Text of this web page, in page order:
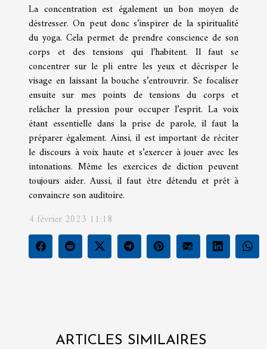
La concentration est également un bon moyen de
déstresser. On peut donc s’inspirer de la spiritualité
du yoga. Cela permet de prendre conscience de son
corps et des tensions qui l’habitent. Il faut se
concentrer sur le pli entre les yeux et décrisper le
visage en laissant la bouche s’entrouvrir. Se focaliser
ensuite sur mes points de tensions du corps et
relâcher la pression pour occuper l’esprit. La voix
étant essentielle dans la prise de parole, il faut la
préparer également. Ainsi, il est important de réciter
le discours à voix haute et s’exercer à jouer avec les
intonations. Même les exercices de diction peuvent
toujours aider. Aussi, il faut être détendu et prêt à
convaincre son auditoire.
4 février 2023 11:18
ARTICLES SIMILAIRES